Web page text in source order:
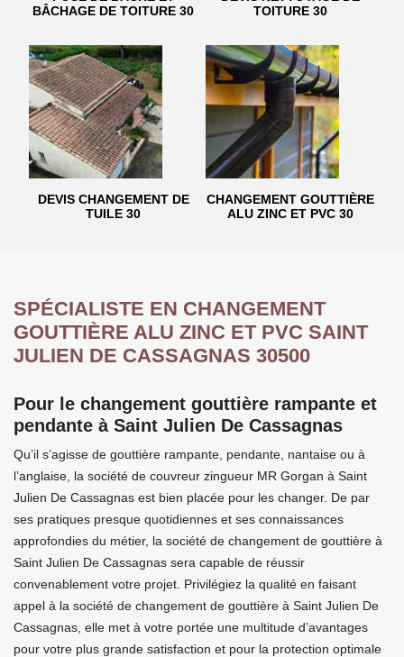
BÂCHAGE DE TOITURE 30
TOITURE 30
DEVIS CHANGEMENT DE
TUILE 30
CHANGEMENT GOUTTIÈRE
ALU ZINC ET PVC 30
SPÉCIALISTE EN CHANGEMENT
GOUTTIÈRE ALU ZINC ET PVC SAINT
JULIEN DE CASSAGNAS 30500
Pour le changement gouttière rampante et
pendante à Saint Julien De Cassagnas
Qu’il s’agisse de gouttière rampante, pendante, nantaise ou à
l’anglaise, la société de couvreur zingueur MR Gorgan à Saint
Julien De Cassagnas est bien placée pour les changer. De par
ses pratiques presque quotidiennes et ses connaissances
approfondies du métier, la société de changement de gouttière à
Saint Julien De Cassagnas sera capable de réussir
convenablement votre projet. Privilégiez la qualité en faisant
appel à la société de changement de gouttière à Saint Julien De
Cassagnas, elle met à votre portée une multitude d’avantages
pour votre plus grande satisfaction et pour la protection optimale